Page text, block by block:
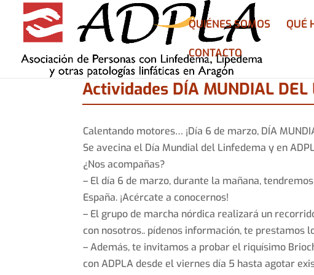
QUIÉNES SOMOS QUÉ
CONTACTO
Actividades DÍA MUNDIAL DEL
Calentando motores… ¡Día 6 de marzo, DÍA
Se avecina el Día Mundial del Linfedema y en
¿Nos acompañas?
– El día 6 de marzo, durante la mañana,
España. ¡Acércate a conocernos!
– El grupo de marcha nórdica realizará un
con nosotros.. pídenos información, te prestamos
– Además, te invitamos a probar el riquísimo
con ADPLA desde el viernes día 5 hasta agotar